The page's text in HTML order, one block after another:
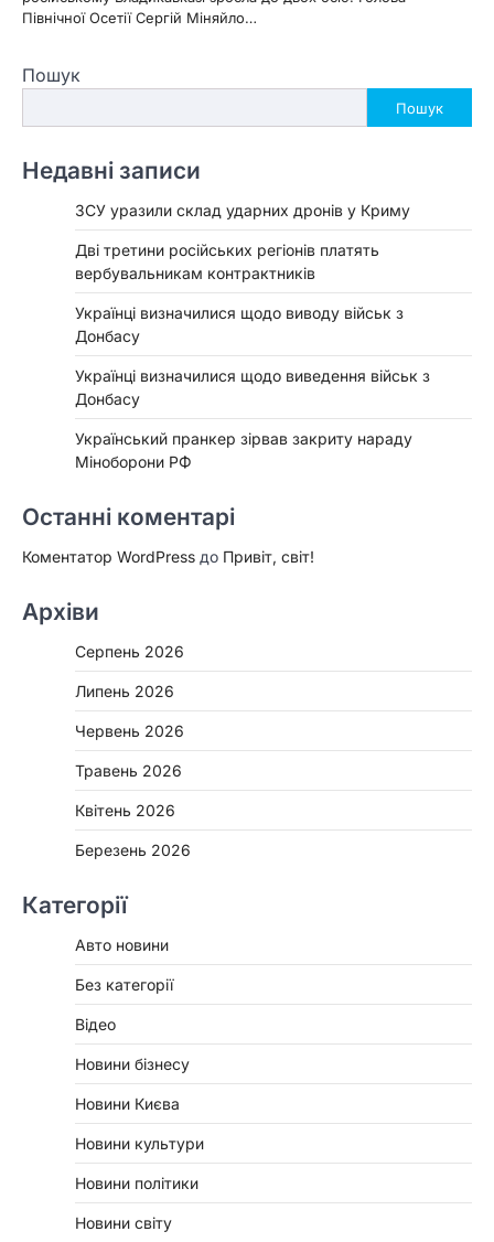
Північної Осетії Сергій Міняйло…
Пошук
Пошук
Недавні записи
ЗСУ уразили склад ударних дронів у Криму
Дві третини російських регіонів платять
вербувальникам контрактників
Українці визначилися щодо виводу військ з
Донбасу
Українці визначилися щодо виведення військ з
Донбасу
Український пранкер зірвав закриту нараду
Міноборони РФ
Останні коментарі
Коментатор WordPress до Привіт, світ!
Архіви
Серпень 2026
Липень 2026
Червень 2026
Травень 2026
Квітень 2026
Березень 2026
Категорії
Авто новини
Без категорії
Відео
Новини бізнесу
Новини Києва
Новини культури
Новини політики
Новини світу